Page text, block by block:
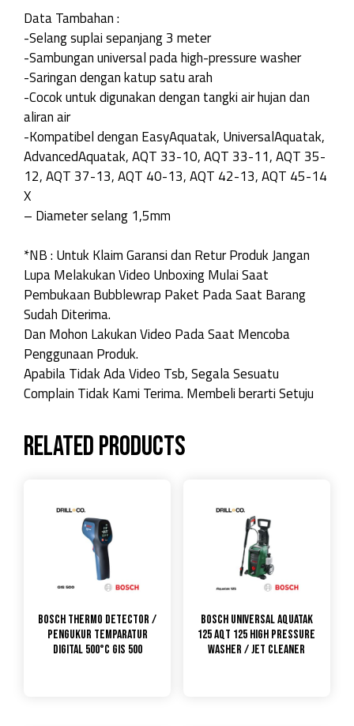
Data Tambahan :
-Selang suplai sepanjang 3 meter
-Sambungan universal pada high-pressure washer
-Saringan dengan katup satu arah
-Cocok untuk digunakan dengan tangki air hujan dan
aliran air
-Kompatibel dengan EasyAquatak, UniversalAquatak,
AdvancedAquatak, AQT 33-10, AQT 33-11, AQT 35-
12, AQT 37-13, AQT 40-13, AQT 42-13, AQT 45-14
X
– Diameter selang 1,5mm
*NB : Untuk Klaim Garansi dan Retur Produk Jangan
Lupa Melakukan Video Unboxing Mulai Saat
Pembukaan Bubblewrap Paket Pada Saat Barang
Sudah Diterima.
Dan Mohon Lakukan Video Pada Saat Mencoba
Penggunaan Produk.
Apabila Tidak Ada Video Tsb, Segala Sesuatu
Complain Tidak Kami Terima. Membeli berarti Setuju
Related products
Bosch Thermo Detector /
Pengukur Temparatur
Digital 500°C GIS 500
Bosch Universal Aquatak
125 AQT 125 High Pressure
Washer / Jet Cleaner